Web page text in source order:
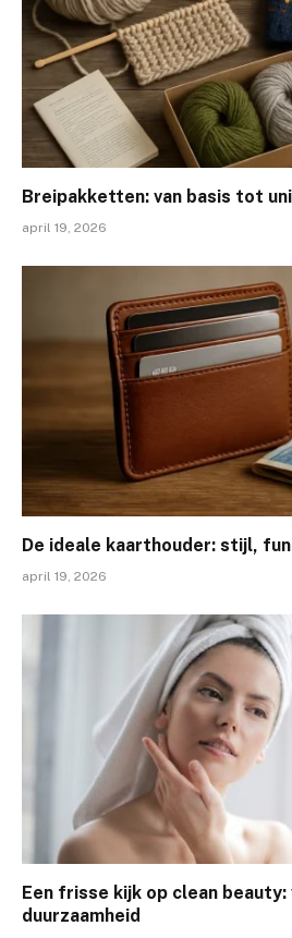
Breipakketten: van basis tot
april 19, 2026
De ideale kaarthouder: stijl,
april 19, 2026
Een frisse kijk op clean
duurzaamheid